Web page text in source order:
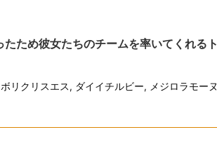
ため彼女たちのチームを率いてくれるト
リクリスエス, ダイイチルビー, メジロラモーヌ